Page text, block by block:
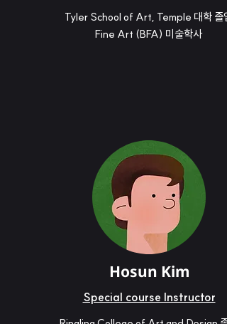
Tyler School of Art, Temple 대학 졸
Fine Art (BFA) 미술학사
Hosun Kim
Special course Instructor